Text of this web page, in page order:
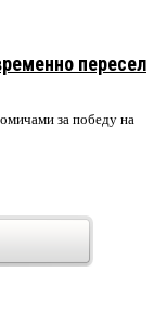
пересел
за победу на